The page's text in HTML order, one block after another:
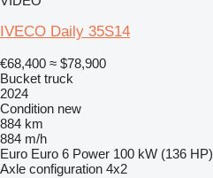
IVECO Daily 35S14
€68,400 ≈ $78,900
Bucket truck
2024
Condition new
884 km
884 m/h
Euro Euro 6 Power 100 kW (136 HP)
Axle configuration 4x2